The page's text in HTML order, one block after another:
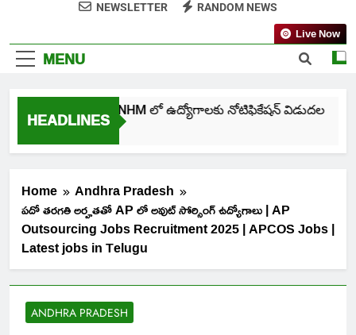
NEWSLETTER RANDOM NEWS
MENU
Live Now
HEADLINES
తెలంగాణ NHM లో ఉద్యోగాలకు నోటిఫికేషన్ విడుదల
Home
Andhra Pradesh
పదో తరగతి అర్హతతో AP లో అవుట్ సోర్సింగ్ ఉద్యోగాలు | AP
Outsourcing Jobs Recruitment 2025 | APCOS Jobs |
Latest jobs in Telugu
ANDHRA PRADESH